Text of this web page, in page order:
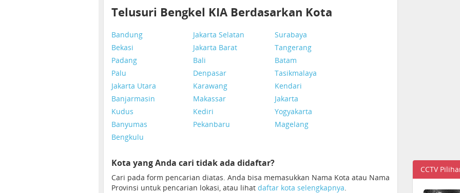
Telusuri Bengkel KIA Berdasarkan Kota
Bandung Jakarta Selatan
Surabaya
Bekasi
Jakarta Barat
Tangerang
Padang
Bali
Batam
Palu
Denpasar
Tasikmalaya
Jakarta Utara
Karawang
Kendari
Banjarmasin
Makassar
Jakarta
Kudus
Kediri
Yogyakarta
Banyumas
Pekanbaru
Magelang
Bengkulu
Kota yang Anda cari tidak ada didaftar?
Cari pada form pencarian diatas. Anda bisa memasukkan Nama Kota atau Nama
Provinsi untuk pencarian lokasi, atau lihat daftar kota selengkapnya.
CCTV